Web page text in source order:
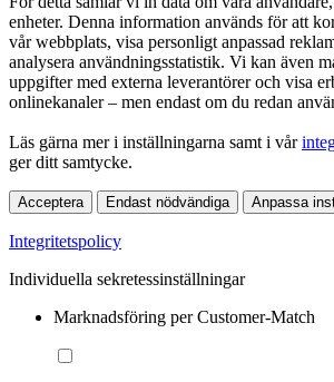
enheter. Denna information används för att
vår webbplats, visa personligt anpassad
analysera användningsstatistik. Vi kan även
uppgifter med externa leverantörer och visa
onlinekanaler – men endast om du redan
Läs gärna mer i inställningarna samt i vår
ger ditt samtycke.
Acceptera Endast nödvändiga Anpassa
Integritetspolicy
Individuella sekretessinställningar
Marknadsföring per Customer-Match